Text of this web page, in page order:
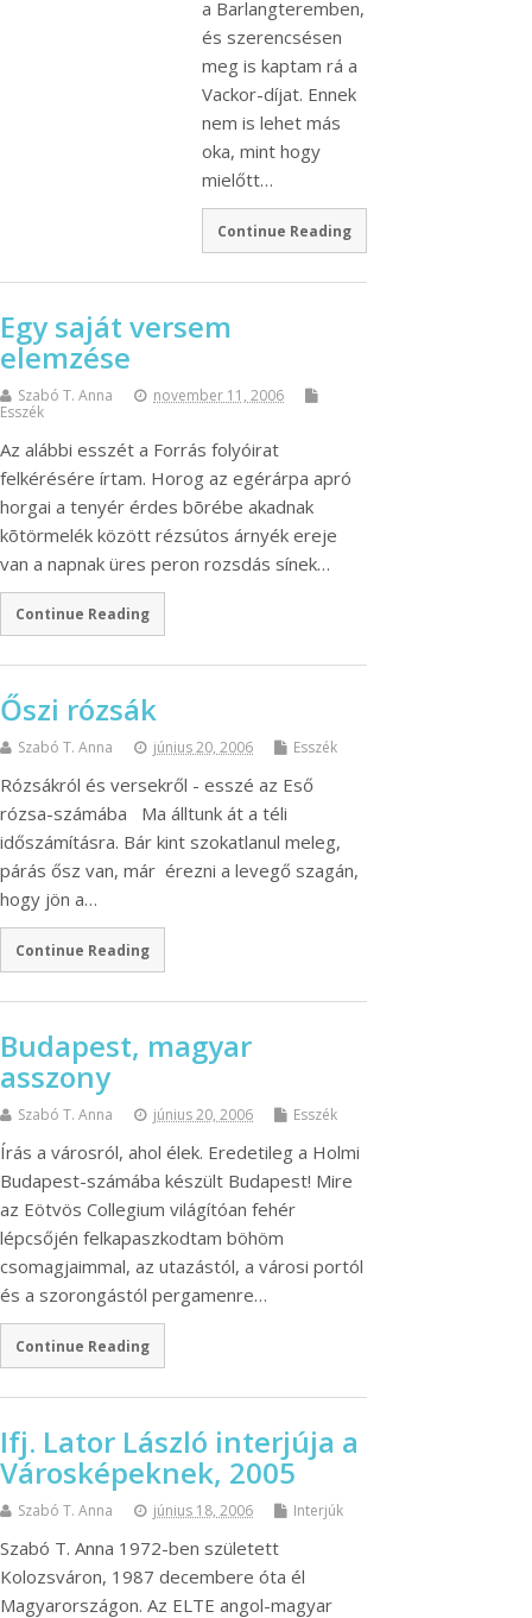
a Barlangteremben,
és szerencsésen
meg is kaptam rá a
Vackor-díjat. Ennek
nem is lehet más
oka, mint hogy
mielőtt…
Continue Reading
Egy saját versem
elemzése
Szabó T. Anna
november 11, 2006
Esszék
Az alábbi esszét a Forrás folyóirat
felkérésére írtam. Horog az egérárpa apró
horgai a tenyér érdes bõrébe akadnak
kõtörmelék között rézsútos árnyék ereje
van a napnak üres peron rozsdás sínek…
Continue Reading
Őszi rózsák
Szabó T. Anna június 20, 2006 Esszék
Rózsákról és versekről - esszé az Eső
rózsa-számába Ma álltunk át a téli
időszámításra. Bár kint szokatlanul meleg,
párás ősz van, már érezni a levegő szagán,
hogy jön a…
Continue Reading
Budapest, magyar
asszony
Szabó T. Anna június 20, 2006 Esszék
Írás a városról, ahol élek. Eredetileg a Holmi
Budapest-számába készült Budapest! Mire
az Eötvös Collegium világítóan fehér
lépcsőjén felkapaszkodtam böhöm
csomagjaimmal, az utazástól, a városi portól
és a szorongástól pergamenre…
Continue Reading
Ifj. Lator László interjúja a
Városképeknek, 2005
Szabó T. Anna június 18, 2006 Interjúk
Szabó T. Anna 1972-ben született
Kolozsváron, 1987 decembere óta él
Magyarországon. Az ELTE angol-magyar